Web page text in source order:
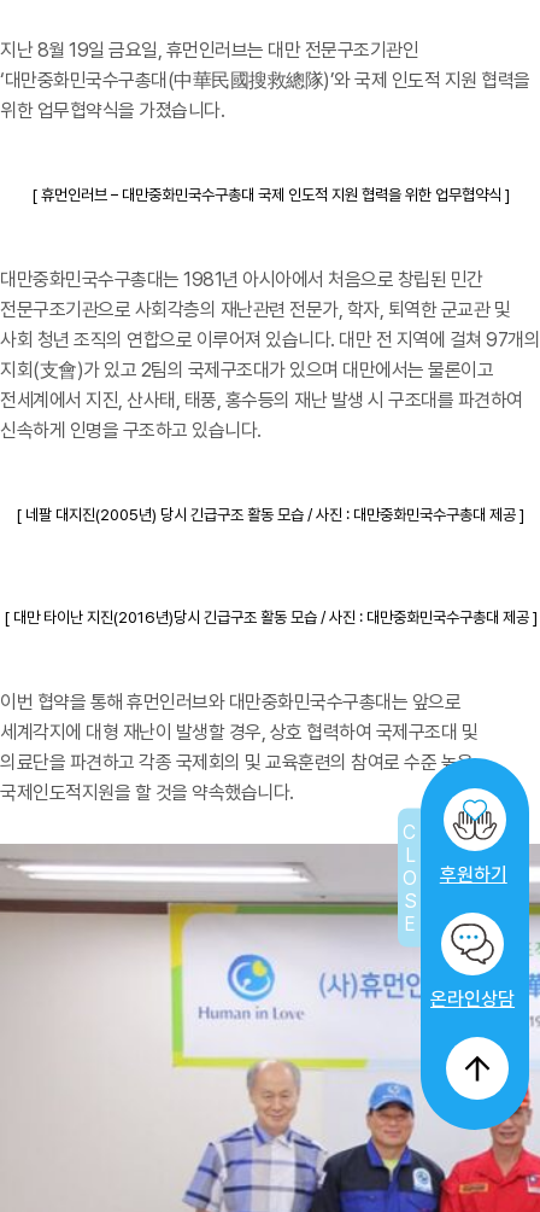
후원하기
온라인상담
CLOSE
지난 8월 19일 금요일, 휴먼인러브는 대만 전문구조기관인
‘대만중화민국수구총대(中華民國搜救總隊)’와 국제 인도적 지원 협력을
위한 업무협약식을 가졌습니다.
[ 휴먼인러브 – 대만중화민국수구총대 국제 인도적 지원 협력을 위한 업무협약식 ]
대만중화민국수구총대는 1981년 아시아에서 처음으로 창립된 민간
전문구조기관으로 사회각층의 재난관련 전문가, 학자, 퇴역한 군교관 및
사회 청년 조직의 연합으로 이루어져 있습니다. 대만 전 지역에 걸쳐 97개의
지회(支會)가 있고 2팀의 국제구조대가 있으며 대만에서는 물론이고
전세계에서 지진, 산사태, 태풍, 홍수등의 재난 발생 시 구조대를 파견하여
신속하게 인명을 구조하고 있습니다.
[ 네팔 대지진(2005년) 당시 긴급구조 활동 모습 / 사진 : 대만중화민국수구총대 제공 ]
[ 대만 타이난 지진(2016년)당시 긴급구조 활동 모습 / 사진 : 대만중화민국수구총대 제공 ]
이번 협약을 통해 휴먼인러브와 대만중화민국수구총대는 앞으로
세계각지에 대형 재난이 발생할 경우, 상호 협력하여 국제구조대 및
의료단을 파견하고 각종 국제회의 및 교육훈련의 참여로 수준 높은
국제인도적지원을 할 것을 약속했습니다.